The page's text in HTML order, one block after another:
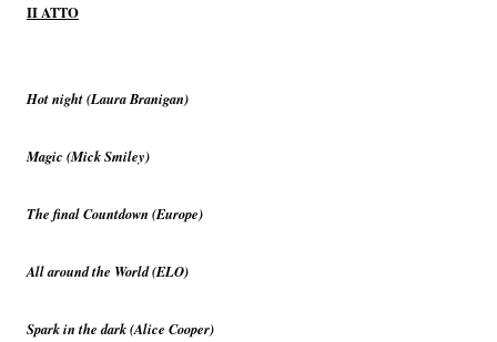
II ATTO
Hot night (Laura Branigan)
Magic (Mick Smiley)
The final Countdown (Europe)
All around the World (ELO)
Spark in the dark (Alice Cooper)